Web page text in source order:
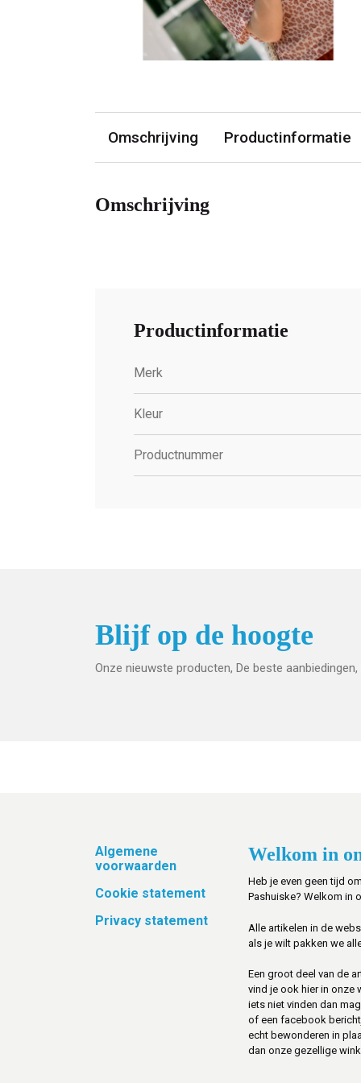
Omschrijving Productinformatie
Omschrijving
Productinformatie
Merk
Kleur
Productnummer
Blijf op de hoogte
Onze nieuwste producten, De beste
Footer
Algemene
voorwaarden
Cookie statement
Privacy statement
Welkom in
Heb je even geen tijd
Pashuiske? Welkom in
Alle artikelen in de
als je wilt pakken we
Een groot deel van de
vind je ook hier in onze
iets niet vinden dan
of een facebook
echt bewonderen in
dan onze gezellige